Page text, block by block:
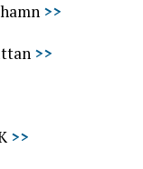
>>
>>
>>